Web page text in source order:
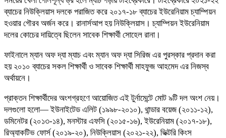
ব্যাচের নিউক্লিয়াস দলকে পরাজিত করে ২০১৭-১৮ ব্যাচের ইউরেনিয়াম চ্যাম্পিয়ন
হওয়ার গৌরব অর্জন করে। রানার্সআপ হয় নিউক্লিয়াস। চ্যাম্পিয়ন ইউরেনিয়াম
দলের কোচের দায়িত্বে ছিলেন সাবেক শিক্ষার্থী সোহেল রানা।
ফাইনালে ম্যান অফ দ্যা ম্যাচ এবং ম্যান অফ দ্যা সিরিজ এর পুরস্কার প্রদান করা
হয় ২০১০ ব্যাচের সকল শিক্ষার্থী ও সাবেক শিক্ষার্থী মাহফুজ আহমেদ এর নিজস্ব
অর্থায়নে।
প্রাক্তন শিক্ষার্থীদের অংশগ্রহণে আয়োজিত এই টুর্নামেন্টে মোট ৯টি দল অংশ নেয়।
দলগুলো হলো— ইউনাইটেড এলিট (১৯৯৮-২০১০), থান্ডার বয়েজ (২০১১-১২),
ডমিনেটর (২০১৩-১৪), মনস্টার এফসি (২০১৫-১৬), ইউরেনিয়াম (২০১৭-১৮),
রিঅ্যাকটিভ ফোর্স (২০১৯-২০), নিউক্লিয়াস (২০২১-২২), ভিক্টরি কিংস